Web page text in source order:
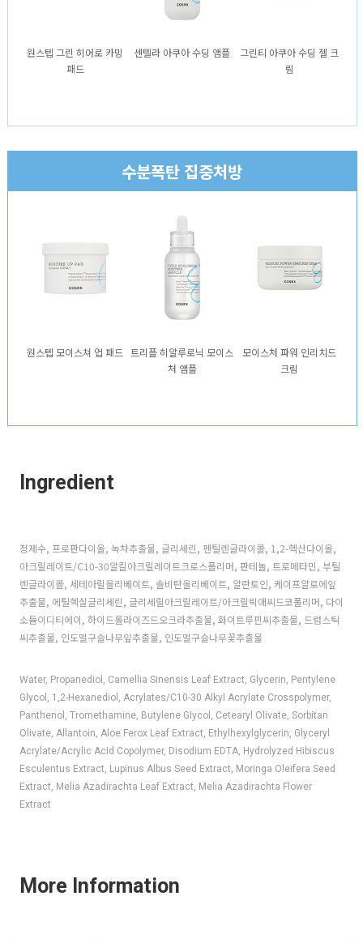
원스텝 그린 히어로 카밍
패드
센텔라 아쿠아 수딩 앰플
그린티 아쿠아 수딩 젤 크
림
수분폭탄 집중처방
원스텝 모이스쳐 업 패드 트리플 히알루로닉 모이스
처 앰플
모이스처 파워 인리치드
크림
Ingredient
정제수, 프로판다이올, 녹차추출물, 글리세린, 펜틸렌글라이콜, 1,2-헥산다이올,
아크릴레이트/C10-30알킬아크릴레이트크로스폴리머, 판테놀, 트로메타민, 부틸
렌글라이콜, 세테아릴올리베이트, 솔비탄올리베이트, 알란토인, 케이프알로에잎
추출물, 에틸헥실글리세린, 글리세릴아크릴레이트/아크릴릭애씨드코폴리머, 다이
소듐이디티에이, 하이드롤라이즈드오크라추출물, 화이트루핀씨추출물, 드럼스틱
씨추출물, 인도멀구슬나무잎추출물, 인도멀구슬나무꽃추출물
Water, Propanediol, Camellia Sinensis Leaf Extract, Glycerin, Pentylene
Glycol, 1,2-Hexanediol, Acrylates/C10-30 Alkyl Acrylate Crosspolymer,
Panthenol, Tromethamine, Butylene Glycol, Cetearyl Olivate, Sorbitan
Olivate, Allantoin, Aloe Ferox Leaf Extract, Ethylhexylglycerin, Glyceryl
Acrylate/Acrylic Acid Copolymer, Disodium EDTA, Hydrolyzed Hibiscus
Esculentus Extract, Lupinus Albus Seed Extract, Moringa Oleifera Seed
Extract, Melia Azadirachta Leaf Extract, Melia Azadirachta Flower
Extract
More Information